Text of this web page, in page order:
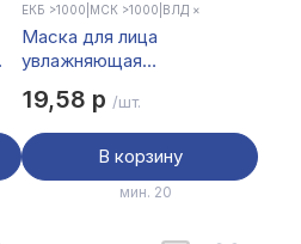
ЕКБ >1000 МСК >1000 ВЛД ×
Маска для лица
увлажняющая
вера тм Sadoer, 25гр
19,58 р /шт.
В корзину
мин. 20